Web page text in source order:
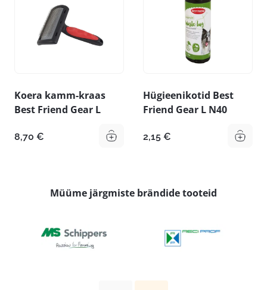
Koera kamm-kraas
Best Friend Gear L
8,70 €
Hügieenikotid Best
Friend Gear L N40
2,15 €
Müüme järgmiste brändide tooteid